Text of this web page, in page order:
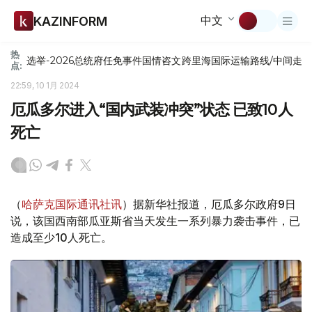
KAZINFORM 中文
热
点: 选举-2026总统府任免事件国情咨文跨里海国际运输路线/中间走廊
22:59, 10 1月 2024
厄瓜多尔进入“国内武装冲突”状态 已致10人
死亡
（哈萨克国际通讯社讯）据新华社报道，厄瓜多尔政府9日
说，该国西南部瓜亚斯省当天发生一系列暴力袭击事件，已
造成至少10人死亡。